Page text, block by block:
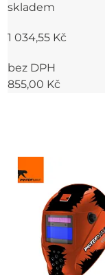
skladem
1 034,55 Kč
bez DPH
855,00 Kč